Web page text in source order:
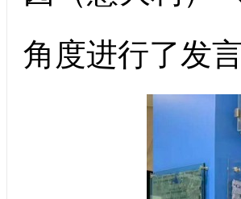
角度进行了发言